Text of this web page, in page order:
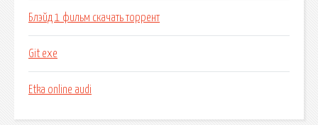
Блэйд 1 фильм скачать торрент
Git exe
Etka online audi